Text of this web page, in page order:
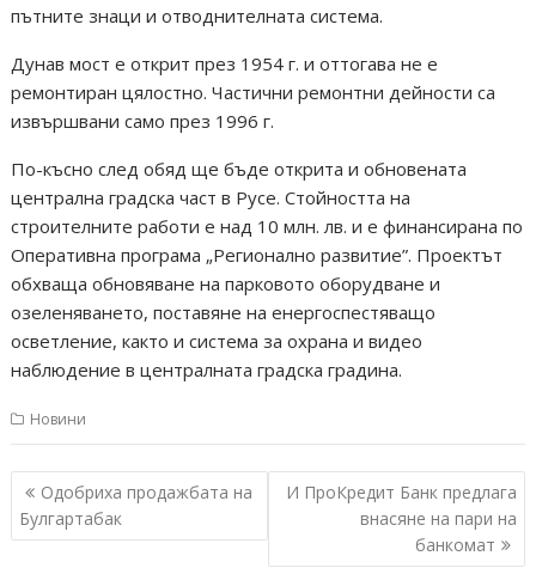
пътните знаци и отводнителната система.
Дунав мост е открит през 1954 г. и оттогава не е
ремонтиран цялостно. Частични ремонтни дейности са
извършвани само през 1996 г.
По-късно след обяд ще бъде открита и обновената
централна градска част в Русе. Стойността на
строителните работи е над 10 млн. лв. и е финансирана по
Оперативна програма „Регионално развитие”. Проектът
обхваща обновяване на парковото оборудване и
озеленяването, поставяне на енергоспестяващо
осветление, както и система за охрана и видео
наблюдение в централната градска градина.
Новини
Навигация
Одобриха продажбата на
Булгартабак
И ПроКредит Банк предлага
внасяне на пари на
банкомат